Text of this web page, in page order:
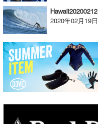
Hawaii20200212
2020年02月19日
ハンマー
まっきー
三輪予報士
小川予報士
上條将美